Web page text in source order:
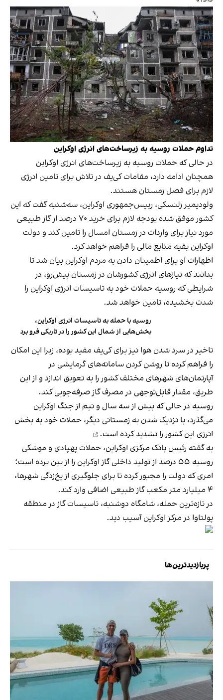
تداوم حملات روسیه به زیرساخت‌های انرژی اوکراین
در حالی که حملات روسیه به زیرساخت‌های انرژی اوکراین
همچنان ادامه دارد، مقامات کی‌یف در تلاش برای تامین انرژی
لازم برای فصل زمستان هستند.
ولودیمیر زلنسکی، رییس‌جمهوری اوکراین، سه‌شنبه گفت که این
کشور موفق شده بودجه لازم برای خرید ۷۰ درصد از گاز طبیعی
مورد نیاز برای واردات در زمستان امسال را تامین کند و دولت
اوکراین بقیه منابع مالی را فراهم خواهد کرد.
اظهارات او برای اطمینان دادن به مردم اوکراین بیان شد تا
بدانند که نیازهای انرژی کشورشان در زمستان پیش‌رو، در
شرایطی که روسیه حملات خود به تاسیسات انرژی اوکراین را
شدت بخشیده، تامین خواهد شد.
روسیه با حمله به تاسیسات انرژی اوکراین،
بخش‌هایی از شمال این کشور را در تاریکی فرو برد
تاخیر در سرد شدن هوا نیز برای کی‌یف مفید بوده، زیرا این امکان
را فراهم کرده تا روشن کردن سامانه‌های گرمایشی در
آپارتمان‌های شهرهای مختلف کشور را به تعویق اندازد و از این
طریق، مقدار قابل‌توجهی در مصرف گاز صرفه‌جویی کند.
روسیه در حالی که بیش از سه سال و نیم از جنگ اوکراین
می‌گذرد، با نزدیک شدن به زمستانی دیگر، حملات خود به بخش
انرژی این کشور را تشدید کرده است.
به گفته‌ رئیس بانک مرکزی اوکراین، حملات پهپادی و موشکی
روسیه ۵۵ درصد از تولید داخلی گاز اوکراین را از بین برده است؛
امری که دولت را مجبور کرده تا برای جلوگیری از یخ‌زدگی شهرها،
۴ میلیارد متر مکعب گاز طبیعی اضافی وارد کند.
در تازه‌ترین حمله، شامگاه دوشنبه، تاسیسات گاز در منطقه
پولتاوا در مرکز اوکراین آسیب دید.
پربازدیدترین‌ها